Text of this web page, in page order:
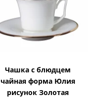
Чашка с блюдцем
чайная форма Юлия
рисунок Золотая